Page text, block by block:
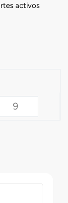
activos
9